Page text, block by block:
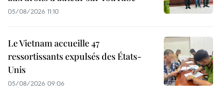
05/08/2026 11:10
Le Vietnam accueille 47
ressortissants expulsés des États-
Unis
05/08/2026 09:06